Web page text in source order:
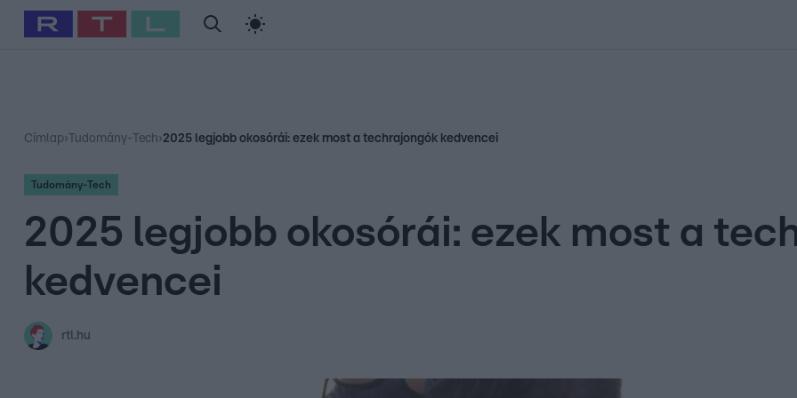
Babits Marcella Szellő István Most Wanted
Címlap› Tudomány-Tech›2025 legjobb okosórái: ezek most a techrajongók kedvencei
Tudomány-Tech
2025 legjobb okosórái: ezek most a
kedvencei
rtl.hu